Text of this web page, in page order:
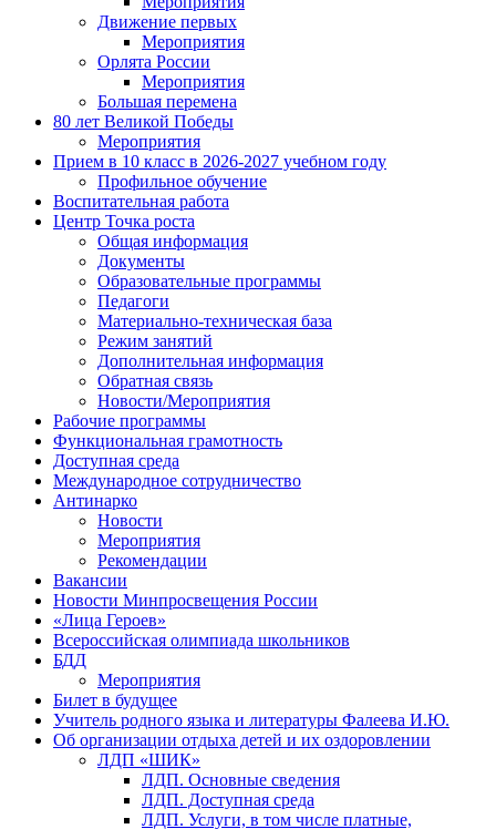
Движение первых
Мероприятия
Орлята России
Мероприятия
Большая перемена
80 лет Великой Победы
Мероприятия
Прием в 10 класс в 2026-2027 учебном году
Профильное обучение
Воспитательная работа
Центр Точка роста
Общая информация
Документы
Образовательные программы
Педагоги
Материально-техническая база
Режим занятий
Дополнительная информация
Обратная связь
Новости/Мероприятия
Рабочие программы
Функциональная грамотность
Доступная среда
Международное сотрудничество
Антинарко
Новости
Мероприятия
Рекомендации
Вакансии
Новости Минпросвещения России
«Лица Героев»
Всероссийская олимпиада школьников
БДД
Мероприятия
Билет в будущее
Учитель родного языка и литературы Фалеева И.Ю.
Об организации отдыха детей и их оздоровлении
ЛДП «ШИК»
ЛДП. Основные сведения
ЛДП. Доступная среда
ЛДП. Услуги, в том числе платные,